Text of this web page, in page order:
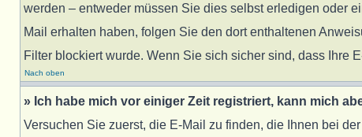
werden – entweder müssen Sie dies selbst erledigen oder
Mail erhalten haben, folgen Sie den dort enthaltenen
Filter blockiert wurde. Wenn Sie sich sicher sind, dass Ihre
Nach oben
» Ich habe mich vor einiger Zeit registriert, kann mich
Versuchen Sie zuerst, die E-Mail zu finden, die Ihnen bei